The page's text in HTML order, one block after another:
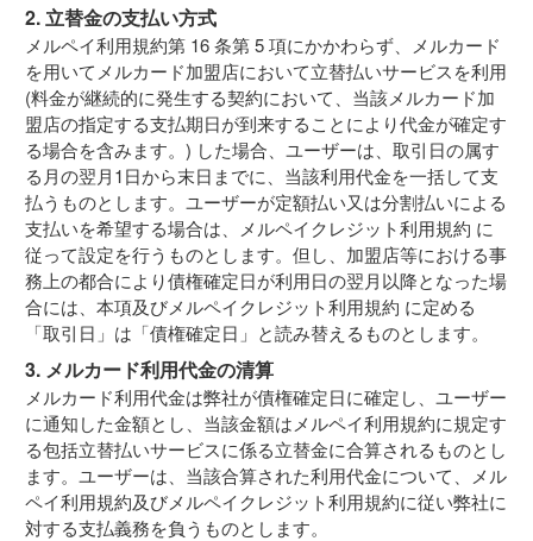
2. 立替金の支払い方式
メルペイ利用規約第 16 条第 5 項にかかわらず、メルカード
を用いてメルカード加盟店において立替払いサービスを利用
(料金が継続的に発生する契約において、当該メルカード加
盟店の指定する支払期日が到来することにより代金が確定す
る場合を含みます。) した場合、ユーザーは、取引日の属す
る月の翌月1日から末日までに、当該利用代金を一括して支
払うものとします。ユーザーが定額払い又は分割払いによる
支払いを希望する場合は、メルペイクレジット利用規約 に
従って設定を行うものとします。但し、加盟店等における事
務上の都合により債権確定日が利用日の翌月以降となった場
合には、本項及びメルペイクレジット利用規約 に定める
「取引日」は「債権確定日」と読み替えるものとします。
3. メルカード利用代金の清算
メルカード利用代金は弊社が債権確定日に確定し、ユーザー
に通知した金額とし、当該金額はメルペイ利用規約に規定す
る包括立替払いサービスに係る立替金に合算されるものとし
ます。ユーザーは、当該合算された利用代金について、メル
ペイ利用規約及びメルペイクレジット利用規約に従い弊社に
対する支払義務を負うものとします。